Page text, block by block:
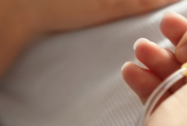
законодательство внесен ряд изменений, в
прием в государственные и муниципальные
на дополнительный отдых; работающих в РФ
на региональный коэффициент
Федерации в сфере кадетского
требований законодательства в
на их официальных сайтах и др.